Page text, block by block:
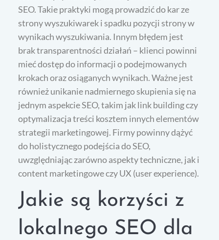
SEO. Takie praktyki mogą prowadzić do kar ze
strony wyszukiwarek i spadku pozycji strony w
wynikach wyszukiwania. Innym błędem jest
brak transparentności działań – klienci powinni
mieć dostęp do informacji o podejmowanych
krokach oraz osiąganych wynikach. Ważne jest
również unikanie nadmiernego skupienia się na
jednym aspekcie SEO, takim jak link building czy
optymalizacja treści kosztem innych elementów
strategii marketingowej. Firmy powinny dążyć
do holistycznego podejścia do SEO,
uwzględniając zarówno aspekty techniczne, jak i
content marketingowe czy UX (user experience).
Jakie są korzyści z
lokalnego SEO dla